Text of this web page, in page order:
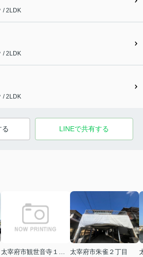
/ 2LDK
/ 2LDK
/ 2LDK
る LINEで共有する
太宰府市観世音寺１丁目
太宰府市朱雀２丁目